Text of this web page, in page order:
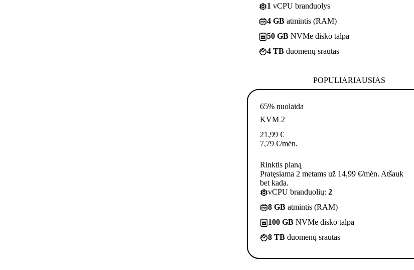
1 vCPU branduolys
4 GB atmintis (RAM)
50 GB NVMe disko talpa
4 TB duomenų srautas
POPULIARIAUSIAS
65% nuolaida
KVM 2
21,99 €
7,79 €/mėn.
Rinktis planą
Pratęsiama 2 metams už 14,99 €/mėn. Atšauk
bet kada.
vCPU branduolių: 2
8 GB atmintis (RAM)
100 GB NVMe disko talpa
8 TB duomenų srautas